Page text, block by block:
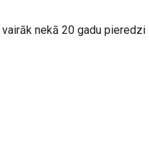
nekā 20 gadu pieredzi